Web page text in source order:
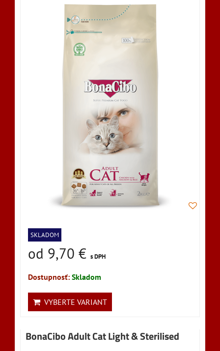
SKLADOM
od 9,70 € s DPH
Dostupnosť: Skladom
VYBERTE VARIANT
BonaCibo Adult Cat Light & Sterilised